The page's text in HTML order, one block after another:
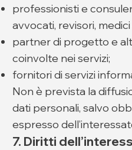
professionisti e
avvocati, revisori,
partner di progetto e
coinvolte nei servizi;
fornitori di servizi
Non è prevista la
dati personali, salvo
espresso
7. Diritti